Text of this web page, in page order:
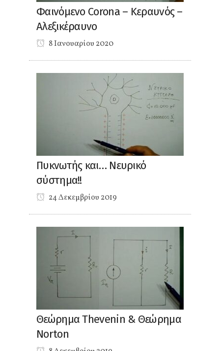
Φαινόμενο Corona – Κεραυνός –
Αλεξικέραυνο
8 Ιανουαρίου 2020
Πυκνωτής και… Νευρικό
σύστημα!!
24 Δεκεμβρίου 2019
Θεώρημα Thevenin & Θεώρημα
Norton